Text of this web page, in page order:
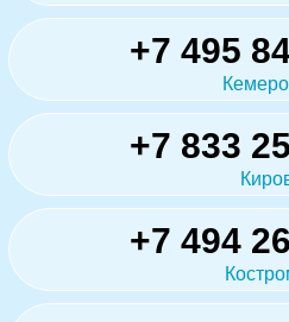
+7 495
+7 833
+7 494